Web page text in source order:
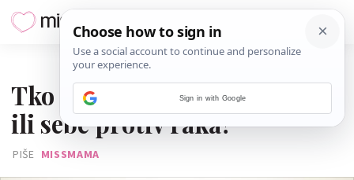
Tko ne bi cijepio svoju djecu
ili sebe protiv raka?
PIŠE MISSMAMA
Sign in with Google